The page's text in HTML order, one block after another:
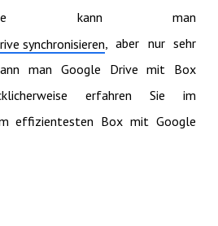
kann man
synchronisieren, aber nur sehr
man Google Drive mit Box
erfahren Sie im
effizientesten Box mit Google